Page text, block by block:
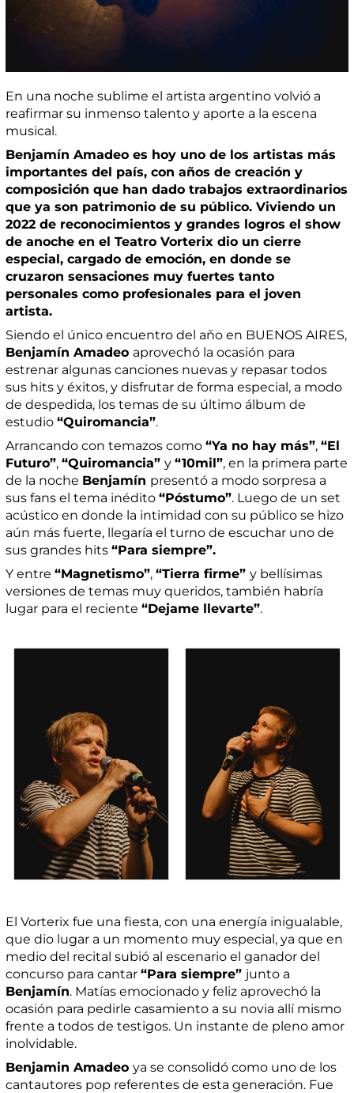
En una noche sublime el artista argentino volvió a
reafirmar su inmenso talento y aporte a la escena
musical.
Benjamín Amadeo es hoy uno de los artistas más
importantes del país, con años de creación y
composición que han dado trabajos extraordinarios
que ya son patrimonio de su público. Viviendo un
2022 de reconocimientos y grandes logros el show
de anoche en el Teatro Vorterix dio un cierre
especial, cargado de emoción, en donde se
cruzaron sensaciones muy fuertes tanto
personales como profesionales para el joven
artista.
Siendo el único encuentro del año en BUENOS AIRES,
Benjamín Amadeo aprovechó la ocasión para
estrenar algunas canciones nuevas y repasar todos
sus hits y éxitos, y disfrutar de forma especial, a modo
de despedida, los temas de su último álbum de
estudio“Quiromancia”.
Arrancando con temazos como“Ya no hay más”,“El
Futuro”,“Quiromancia”y“10mil”, en la primera parte
de la noche Benjamín presentó a modo sorpresa a
sus fans el tema inédito“Póstumo”. Luego de un set
acústico en donde la intimidad con su público se hizo
aún más fuerte, llegaría el turno de escuchar uno de
sus grandes hits“Para siempre”.
Y entre“Magnetismo”,“Tierra firme”y bellísimas
versiones de temas muy queridos, también habría
lugar para el reciente“Dejame llevarte”.
El Vorterix fue una fiesta, con una energía inigualable,
que dio lugar a un momento muy especial, ya que en
medio del recital subió al escenario el ganador del
concurso para cantar“Para siempre” junto a
Benjamín. Matías emocionado y feliz aprovechó la
ocasión para pedirle casamiento a su novia allí mismo
frente a todos de testigos. Un instante de pleno amor
inolvidable.
Benjamin Amadeoya se consolidó como uno de los
cantautores pop referentes de esta generación. Fue